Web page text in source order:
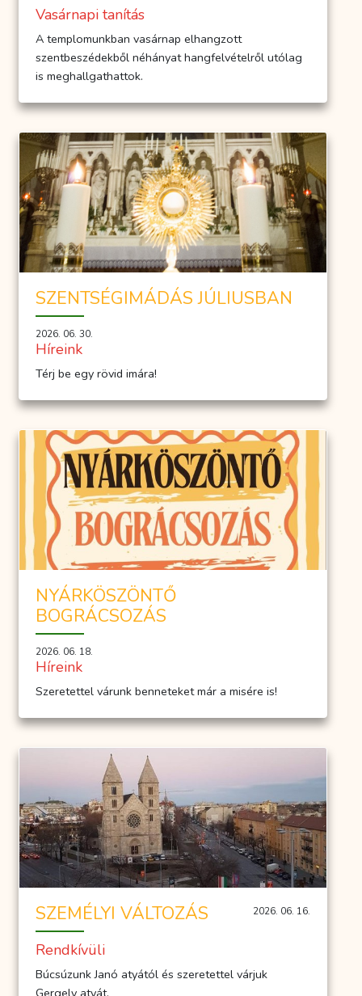
Vasárnapi tanítás
A templomunkban vasárnap elhangzott
szentbeszédekből néhányat hangfelvételről utólag
is meghallgathattok.
SZENTSÉGIMÁDÁS JÚLIUSBAN
2026. 06. 30.
Híreink
Térj be egy rövid imára!
NYÁRKÖSZÖNTŐ
BOGRÁCSOZÁS
2026. 06. 18.
Híreink
Szeretettel várunk benneteket már a misére is!
SZEMÉLYI VÁLTOZÁS 2026. 06. 16.
Rendkívüli
Búcsúzunk Janó atyától és szeretettel várjuk
Gergely atyát.